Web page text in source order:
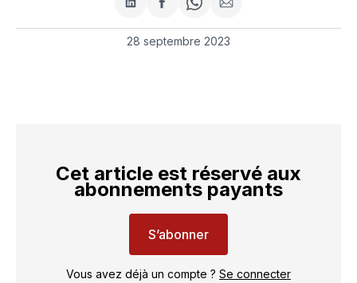
Partager
sur
LinkedIn
Partager
sur
Facebook
Share
on
WhatsApp
Partager
par
courriel
28 septembre 2023
Cet article est réservé aux
abonnements payants
S’abonner
Vous avez déjà un compte ? Se connecter